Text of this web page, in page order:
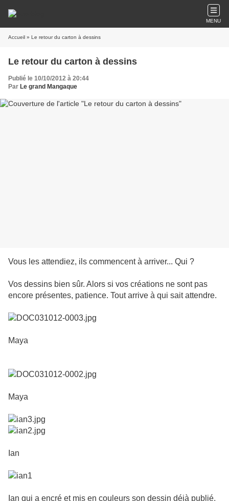
MENU
Accueil » Le retour du carton à dessins
Le retour du carton à dessins
Publié le 10/10/2012 à 20:44
Par Le grand Mangaque
Vous les attendiez, ils commencent à arriver... Qui ?
Vos dessins bien sûr. Alors si vos créations ne sont pas
encore présentes, patience. Tout arrive à qui sait attendre.
Maya
Maya
Ian
Ian qui a encré et mis en couleurs son dessin déjà publié.